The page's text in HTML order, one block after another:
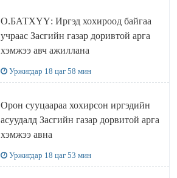
О.БАТХҮҮ: Иргэд хохироод байгаа
учраас Засгийн газар доривтой арга
хэмжээ авч ажиллана
Уржигдар 18 цаг 58 мин
Орон сууцаараа хохирсон иргэдийн
асуудалд Засгийн газар дорвитой арга
хэмжээ авна
Уржигдар 18 цаг 53 мин